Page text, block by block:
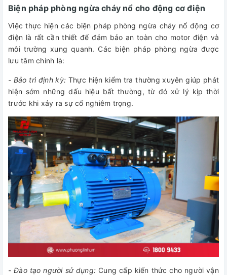
Biện pháp phòng ngừa cháy nổ cho động cơ điện
Việc thực hiện các biện pháp phòng ngừa cháy nổ động cơ
điện là rất cần thiết để đảm bảo an toàn cho motor điện và
môi trường xung quanh. Các biện pháp phòng ngừa được
lưu tâm chính là:
- Bảo trì định kỳ: Thực hiện kiểm tra thường xuyên giúp phát
hiện sớm những dấu hiệu bất thường, từ đó xử lý kịp thời
trước khi xảy ra sự cố nghiêm trọng.
- Đào tạo người sử dụng: Cung cấp kiến thức cho người vận